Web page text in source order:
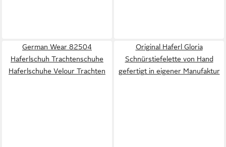
German Wear 82504
Haferlschuh Trachtenschuhe
Haferlschuhe Velour Trachten
Original Haferl Gloria
Schnürstiefelette von Hand
gefertigt in eigener Manufaktur